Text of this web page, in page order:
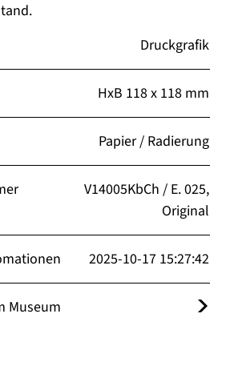
Druckgrafik
HxB 118 x 118 mm
Papier / Radierung
V14005KbCh / E. 025,
Original
2025-10-17 15:27:42
Museum